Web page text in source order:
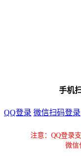
手机
QQ登录 微信扫码登录
注意：QQ登录
微信